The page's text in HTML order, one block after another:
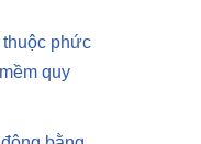
thuộc phức
quy